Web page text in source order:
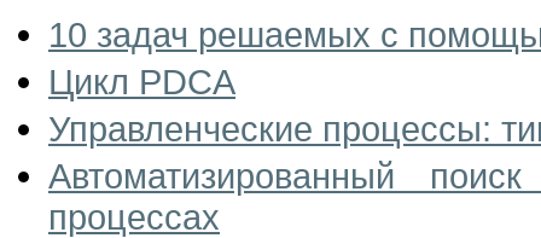
10 задач решаемых с
Цикл PDCA
Управленческие процессы:
Автоматизированный
процессах